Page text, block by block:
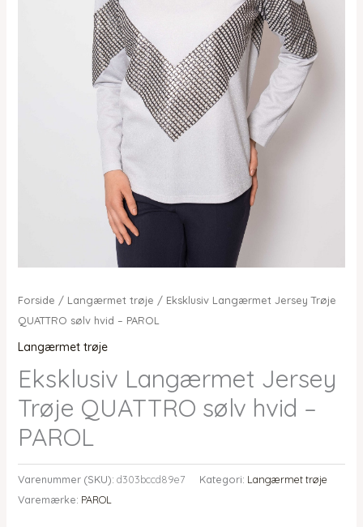
Forside / Langærmet trøje / Eksklusiv Langærmet Jersey Trøje
QUATTRO sølv hvid – PAROL
Langærmet trøje
Eksklusiv Langærmet Jersey
Trøje QUATTRO sølv hvid –
PAROL
Varenummer (SKU): d303bccd89e7 Kategori: Langærmet trøje
Varemærke: PAROL